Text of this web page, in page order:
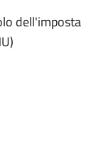
dell'imposta